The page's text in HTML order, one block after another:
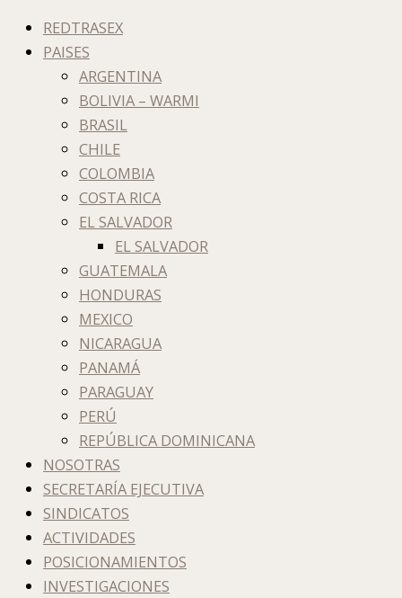
REDTRASEX
PAISES
ARGENTINA
BOLIVIA – WARMI
BRASIL
CHILE
COLOMBIA
COSTA RICA
EL SALVADOR
EL SALVADOR
GUATEMALA
HONDURAS
MEXICO
NICARAGUA
PANAMÁ
PARAGUAY
PERÚ
REPÚBLICA DOMINICANA
NOSOTRAS
SECRETARÍA EJECUTIVA
SINDICATOS
ACTIVIDADES
POSICIONAMIENTOS
INVESTIGACIONES